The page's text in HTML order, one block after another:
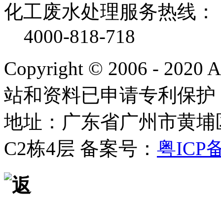
化工废水处理服务热线：
4000-818-718
Copyright © 2006 - 2020
站和资料已申请专利保
地址：广东省广州市黄
C2栋4层 备案号： 粤ICP